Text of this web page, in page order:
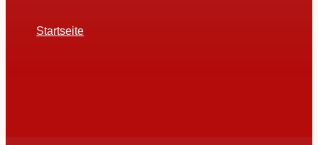
Startseite